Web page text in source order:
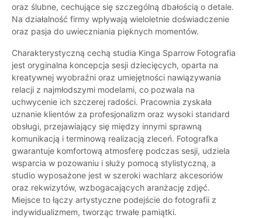
oraz ślubne, cechujące się szczególną dbałością o detale.
Na działalność firmy wpływają wieloletnie doświadczenie
oraz pasja do uwieczniania pięknych momentów.
Charakterystyczną cechą studia Kinga Sparrow Fotografia
jest oryginalna koncepcja sesji dziecięcych, oparta na
kreatywnej wyobraźni oraz umiejętności nawiązywania
relacji z najmłodszymi modelami, co pozwala na
uchwycenie ich szczerej radości. Pracownia zyskała
uznanie klientów za profesjonalizm oraz wysoki standard
obsługi, przejawiający się między innymi sprawną
komunikacją i terminową realizacją zleceń. Fotografka
gwarantuje komfortową atmosferę podczas sesji, udziela
wsparcia w pozowaniu i służy pomocą stylistyczną, a
studio wyposażone jest w szeroki wachlarz akcesoriów
oraz rekwizytów, wzbogacających aranżację zdjęć.
Miejsce to łączy artystyczne podejście do fotografii z
indywidualizmem, tworząc trwałe pamiątki.